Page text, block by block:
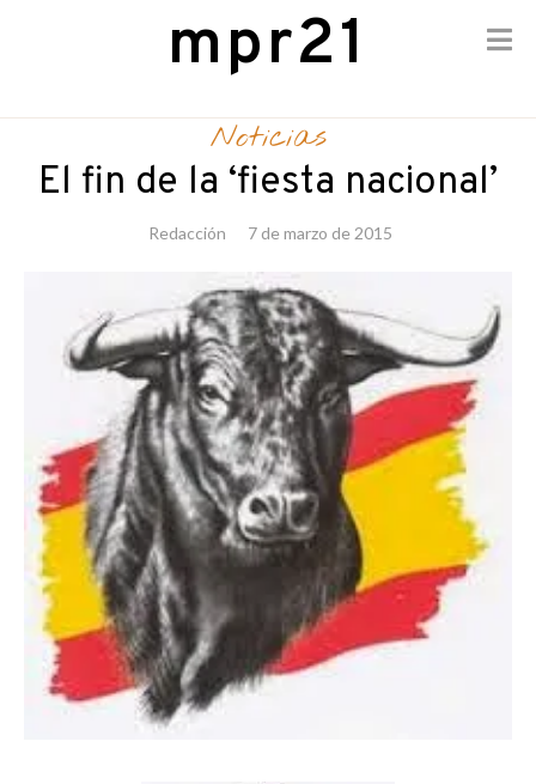
content
mpr21
Noticias
El fin de la ‘fiesta nacional’
Redacción 7 de marzo de 2015